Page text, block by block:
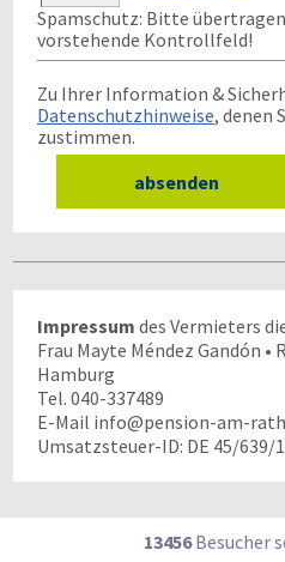
Spamschutz: Bitte
vorstehende Kontrollfeld!
Zu Ihrer Information &
Datenschutzhinweise, denen
zustimmen.
Impressum des Vermieters
Frau Mayte Méndez Gandón •
Hamburg
Tel. 040-337489
E-Mail info@pension-am-
Umsatzsteuer-ID: DE 45/639/
13456Besucher